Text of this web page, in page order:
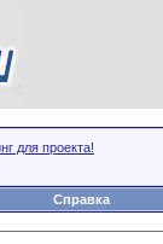
для проекта!
Справка